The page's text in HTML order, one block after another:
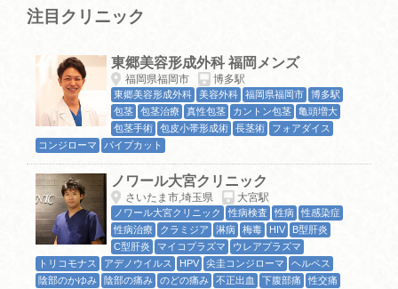
注目クリニック
東郷美容形成外科 福岡メンズ
福岡県福岡市 博多駅
東郷美容形成外科 美容外科 福岡県福岡市
博多駅
包茎
包茎治療 真性包茎 カントン包茎
亀頭増大
包茎手術
包皮小帯形成術 長茎術
フォアダイス
コンジローマ
パイプカット
ノワール大宮クリニック
さいたま市,埼玉県 大宮駅
ノワール大宮クリニック 性病検査 性病
性感染症
性病治療
クラミジア 淋病 梅毒 HIV
B型肝炎
C型肝炎
マイコプラズマ
ウレアプラズマ
トリコモナス
アデノウイルス HPV 尖圭コンジローマ
ヘルペス
陰部のかゆみ
陰部の痛み のどの痛み 不正出血 下腹部痛
性交痛